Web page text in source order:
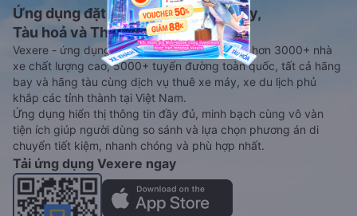
Ứng dụng đặt vé Xe khách, Máy bay,
Tàu hoả và Thuê xe
Vexere - ứng dụng đặt vé đa phương tiện với hơn 3000+ nhà
xe chất lượng cao, 5000+ tuyến đường toàn quốc, tất cả hãng
bay và hãng tàu cùng dịch vụ thuê xe máy, xe du lịch phủ
khắp các tỉnh thành tại Việt Nam.
Ứng dụng hiển thị thông tin đầy đủ, minh bạch cùng vô vàn
tiện ích giúp người dùng so sánh và lựa chọn phương án di
chuyển tiết kiệm, nhanh chóng và phù hợp nhất.
Tải ứng dụng Vexere ngay